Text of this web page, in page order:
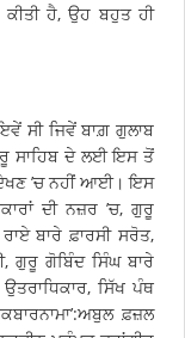
ਕੀਤੀ ਹੈ, ਉਹ ਬਹੁਤ ਹੀ
ਸੀ ਜਿਵੇਂ ਬਾਗ਼ ਗੁਲਾਬ
ਸਾਹਿਬ ਦੇ ਲਈ ਇਸ ਤੋਂ
’ਚ ਨਹੀਂ ਆਈ। ਇਸ
ਦੀ ਨਜ਼ਰ ’ਚ, ਗੁਰੂ
ਬਾਰੇ ਫ਼ਾਰਸੀ ਸਰੋਤ,
ਗੁਰੂ ਗੋਬਿੰਦ ਸਿੰਘ ਬਾਰੇ
ਸਿੱਖ ਪੰਥ
ਫ਼ਜ਼ਲ